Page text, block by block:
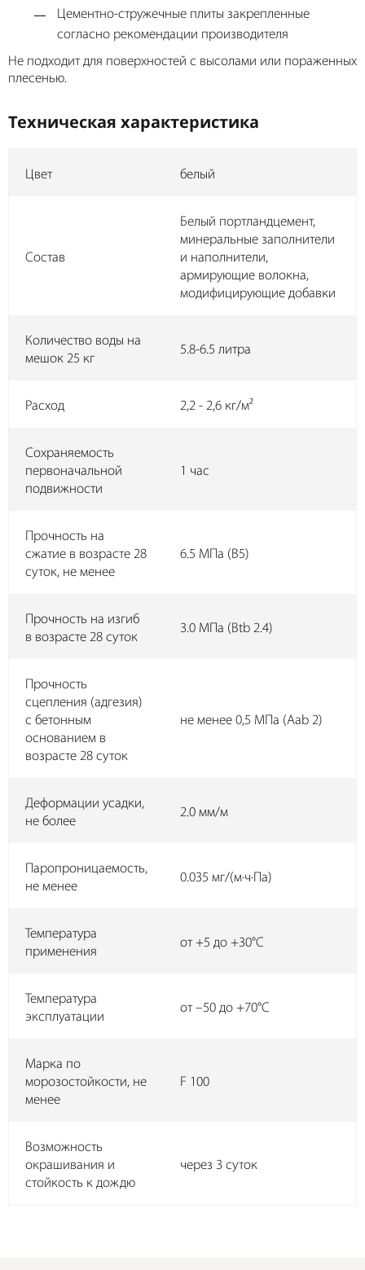
Цементно-стружечные плиты закрепленные
согласно рекомендации производителя
Не подходит для поверхностей с высолами или пораженных
плесенью.
Техническая характеристика
Цвет белый
Состав
Белый портландцемент,
минеральные заполнители
и наполнители,
армирующие волокна,
модифицирующие добавки
Количество воды на
мешок 25 кг
5.8-6.5 литра
Расход 2,2 - 2,6 кг/м²
Сохраняемость
первоначальной
подвижности
1 час
Прочность на
сжатие в возрасте 28
суток, не менее
6.5 МПа (B5)
Прочность на изгиб
в возрасте 28 суток
3.0 МПа (Btb 2.4)
Прочность
сцепления (адгезия)
с бетонным
основанием в
возрасте 28 суток
не менее 0,5 МПа (Aab 2)
Деформации усадки,
не более
2.0 мм/м
Паропроницаемость,
не менее
0.035 мг/(м·ч·Па)
Температура
применения
от +5 до +30°C
Температура
эксплуатации
от –50 до +70°C
Марка по
морозостойкости, не
менее
F 100
Возможность
окрашивания и
стойкость к дождю
через 3 суток